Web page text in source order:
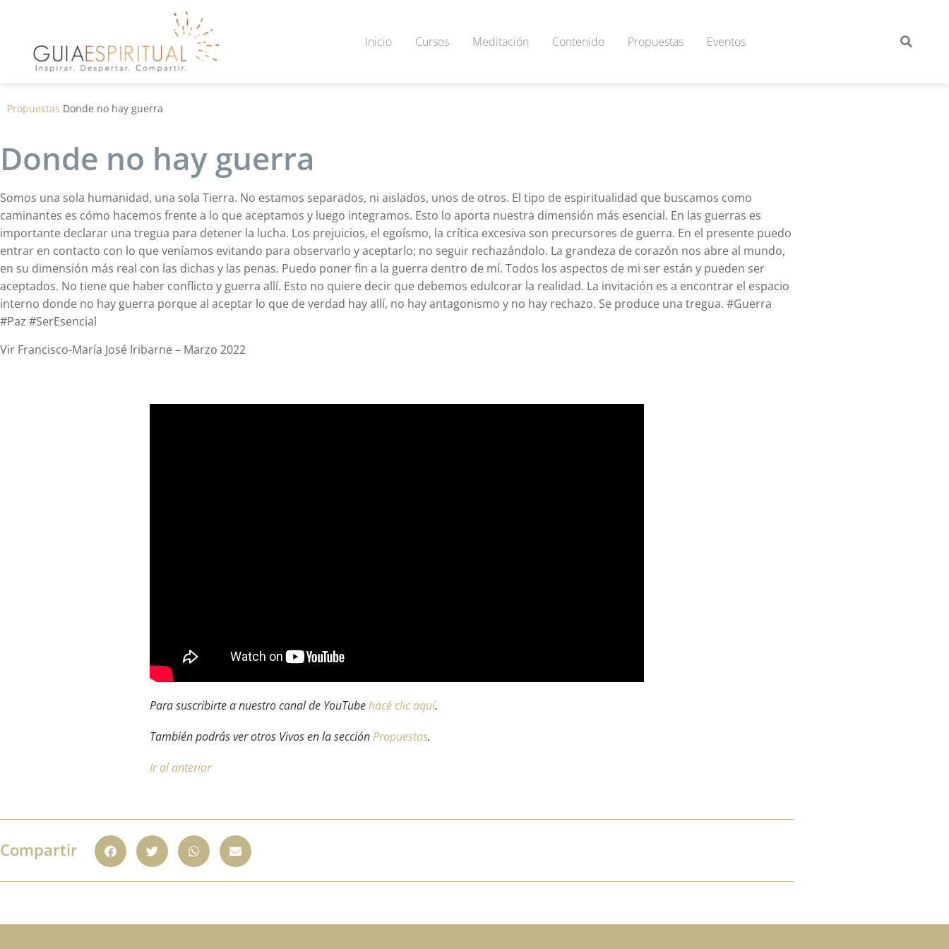
Inicio Cursos Meditación Contenido Propuestas Eventos
Propuestas Donde no hay guerra
Donde no hay guerra
Somos una sola humanidad, una sola Tierra. No estamos separados, ni aislados, unos de otros. El tipo de espiritualidad que buscamos como
caminantes es cómo hacemos frente a lo que aceptamos y luego integramos. Esto lo aporta nuestra dimensión más esencial. En las guerras es
importante declarar una tregua para detener la lucha. Los prejuicios, el egoísmo, la crítica excesiva son precursores de guerra. En el presente puedo
entrar en contacto con lo que veníamos evitando para observarlo y aceptarlo; no seguir rechazándolo. La grandeza de corazón nos abre al mundo,
en su dimensión más real con las dichas y las penas. Puedo poner fin a la guerra dentro de mí. Todos los aspectos de mi ser están y pueden ser
aceptados. No tiene que haber conflicto y guerra allí. Esto no quiere decir que debemos edulcorar la realidad. La invitación es a encontrar el espacio
interno donde no hay guerra porque al aceptar lo que de verdad hay allí, no hay antagonismo y no hay rechazo. Se produce una tregua. #Guerra
#Paz #SerEsencial
Vir Francisco-María José Iribarne – Marzo 2022
Para suscribirte a nuestro canal de YouTubehacé clic aquí.
También podrás ver otros Vivos en la secciónPropuestas.
Ir al anterior
Compartir